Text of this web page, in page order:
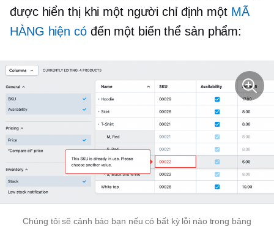
được hiển thị khi một người chỉ định một MÃ
HÀNG hiện cóđến một biến thể sản phẩm:
Chúng tôi sẽ cảnh báo bạn nếu có bất kỳ lỗi nào trong bảng